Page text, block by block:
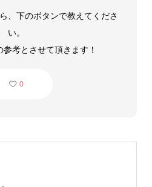
、下のボタンで教えてくださ
い。
考とさせて頂きます！
0